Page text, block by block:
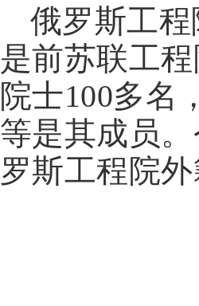
俄罗斯工
是前苏联工
院士100多名
等是其成员
罗斯工程院